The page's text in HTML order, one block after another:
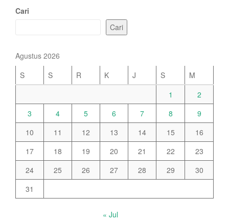
Cari
Cari
Agustus 2026
S
S R K J S
M
1
2
3
4 5 6 7 8
9
10
11 12 13 14 15
16
17
18 19 20 21 22
23
24
25 26 27 28 29
30
31
« Jul